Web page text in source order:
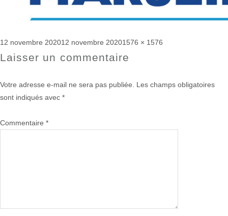
Publié
le
12 novembre 202012 novembre 2020Taille
réelle
1576 × 1576
Laisser un commentaire
Votre adresse e-mail ne sera pas publiée.
Les champs obligatoires
sont indiqués avec *
Commentaire *